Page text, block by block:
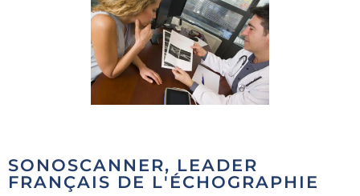
SONOSCANNER, LEADER
FRANÇAIS DE L'ÉCHOGRAPHIE